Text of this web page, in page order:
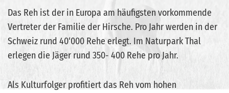
Das Reh ist der in Europa am häufigsten vorkommende
Vertreter der Familie der Hirsche. Pro Jahr werden in der
Schweiz rund 40‘000 Rehe erlegt. Im Naturpark Thal
erlegen die Jäger rund 350- 400 Rehe pro Jahr.
Als Kulturfolger profitiert das Reh vom hohen